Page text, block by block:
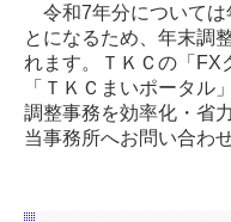
令和7年分については
とになるため、年末調
れます。ＴＫＣの「FX
「 ＴＫＣ まいポータル
調整事務を効率化・省
当事務所へお問い合わ